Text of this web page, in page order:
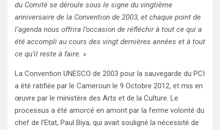
du Comité se déroule sous le signe du vingtième
anniversaire de la Convention de 2003, et chaque point de
l’agenda nous offrira l’occasion de réfléchir à tout ce qui a
été accompli au cours des vingt dernières années et à tout
ce qu’il reste à faire. »
La Convention UNESCO de 2003 pour la sauvegarde du PCI
a été ratifiée par le Cameroun le 9 Octobre 2012, et mis en
œuvre par le ministère des Arts et de la Culture. Le
processus a été amorcé en amont par la ferme volonté du
chef de l’Etat, Paul Biya, qui avait souligné la nécessité de